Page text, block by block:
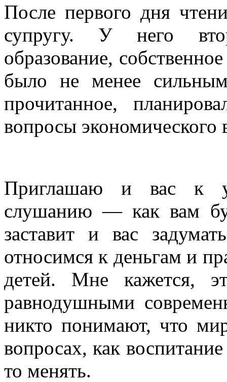
После первого дня
супругу. У него
образование,
было не менее
прочитанное,
вопросы экономического
Приглашаю и вас к
слушанию — как вам
заставит и вас
относимся к деньгам и
детей. Мне кажется,
равнодушными
никто понимают, что
вопросах, как
то менять.